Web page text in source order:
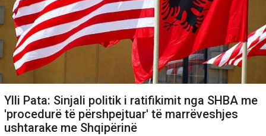
Ylli Pata: Sinjali politik i ratifikimit nga SHBA me
'procedurë të përshpejtuar' të marrëveshjes
ushtarake me Shqipërinë